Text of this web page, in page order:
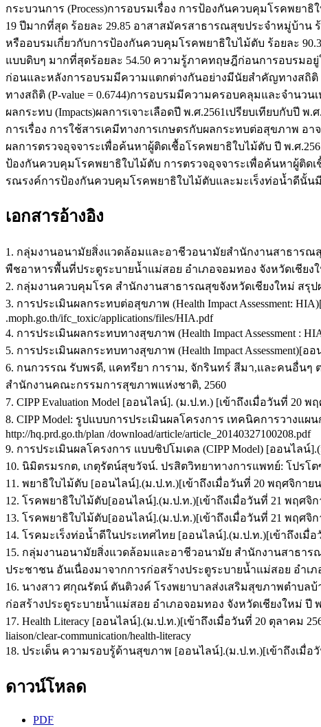
กระบวนการ (Process)การอบรมเรื่อง การป้องกันควบคุมโรคพยา
19 ปีมากที่สุด ร้อยละ 29.85 อาสาสมัครสาธารณสุขประจำหมู่บ้าน
หรืออบรมเกี่ยวกับการป้องกันควบคุมโรคพยาธิใบไม้ตับ ร้อยละ
แบบดิบๆ มากที่สุดร้อยละ 54.50 ความรู้ภาคทฤษฎีก่อนการอบรมอ
ก่อนและหลังการอบรมมีความแตกต่างกันอย่างมีนัยสำคัญทางสถิ
ทางสถิติ (P-value = 0.6744)การอบรมมีความครอบคลุมและจำนว
ผลกระทบ (Impacts)ผลการเจาะเลือดปี พ.ศ.2561เปรียบเทียบกับ
การเรื่อง การใช้สารเคมีทางการเกษตรกับผลกระทบต่อสุขภาพ
ผลการตรวจอุจจาระเพื่อค้นหาผู้ติดเชื้อโรคพยาธิใบไม้ตับ ปี พ.ศ
ป้องกันควบคุมโรคพยาธิใบไม้ตับ การตรวจอุจจาระเพื่อค้นหาผู้ติ
รณรงค์การป้องกันควบคุมโรคพยาธิใบไม้ตับและมะเร็งท่อน้ำดีนั้
เอกสารอ้างอิง
1. กลุ่มงานอนามัยสิ่งแวดล้อมและอาชีวอนามัยสำนักงานสาธารณ
พืชอาหารพื้นที่ประตูระบายน้ำแม่สอย อำเภอจอมทอง จังหวัดเชียงใ
2. กลุ่มงานควบคุมโรค สำนักงานสาธารณสุขจังหวัดเชียงใหม่ สรุ
3. การประเมินผลกระทบต่อสุขภาพ (Health Impact Assessment:
.moph.go.th/ifc_toxic/applications/files/HIA.pdf
4. การประเมินผลกระทบทางสุขภาพ (Health Impact Assessment :
5. การประเมินผลกระทบทางสุขภาพ (Health Impact Assessment)[อ
6. กนกวรรณ รับพรดี, แคทรียา การาม, จักรินทร์ สีมา,และคนอื่นๆ
สำนักงานคณะกรรมการสุขภาพแห่งชาติ, 2560
7. CIPP Evaluation Model [ออนไลน์]. (ม.ป.ท.) [เข้าถึงเมื่อวันที่ 20 พฤ
8. CIPP Model: รูปแบบการประเมินผลโครงการ เทคนิคการวางแ
http://hq.prd.go.th/plan /download/article/article_20140327100208.pdf
9. การประเมินผลโครงการ แบบซิปโมเดล (CIPP Model) [ออนไลน์].(
10. นิมิตรมรกต, เกตุรัตน์สุขวัจน์. ปรสิตวิทยาทางการแพทย์: โปรโ
11. พยาธิใบไม้ตับ [ออนไลน์].(ม.ป.ท.)[เข้าถึงเมื่อวันที่ 20 พฤศจิกายน
12. โรคพยาธิใบไม้ตับ[ออนไลน์].(ม.ป.ท.)[เข้าถึงเมื่อวันที่ 21 พฤศจิกาย
13. โรคพยาธิใบไม้ตับ[ออนไลน์].(ม.ป.ท.)[เข้าถึงเมื่อวันที่ 21 พฤศจิกายน
14. โรคมะเร็งท่อน้ำดีในประเทศไทย [ออนไลน์].(ม.ป.ท.)[เข้าถึงเมื่อวั
15. กลุ่มงานอนามัยสิ่งแวดล้อมและอาชีวอนามัย สำนักงานสาธาร
ประชาชน อันเนื่องมาจากการก่อสร้างประตูระบายน้ำแม่สอย อำเภ
16. นางสาว ศกุณรัตน์ ตันติวงค์ โรงพยาบาลส่งเสริมสุขภาพตำบล
ก่อสร้างประตูระบายน้ำแม่สอย อำเภอจอมทอง จังหวัดเชียงใหม่ ปี พ
17. Health Literacy [ออนไลน์].(ม.ป.ท.)[เข้าถึงเมื่อวันที่ 20 ตุลาคม
liaison/clear-communication/health-literacy
18. ประเด็น ความรอบรู้ด้านสุขภาพ [ออนไลน์].(ม.ป.ท.)[เข้าถึงเมื่อวัน
ดาวน์โหลด
PDF